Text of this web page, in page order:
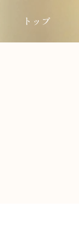
トップ